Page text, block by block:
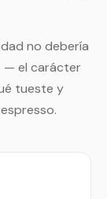
no debería
— el carácter
tueste y